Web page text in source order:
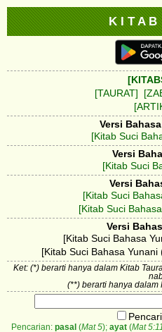
K I T A
[TAURAT]
Versi
[Kitab Suci
Versi
[Kitab Suci
Versi
[Kitab Suci
[Kitab Suci
Versi
[Kitab Suci Bahasa
[Kitab Suci Bahasa
Ket: (*) berarti hanya dalam Kitab
(**) berarti hanya dalam
Pencarian: pasal (Mat 5); ayat(Mat